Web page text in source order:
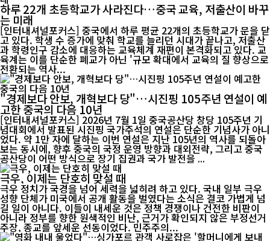
하루 22개 초등학교가 사라진다…중국 교육, 저출산이 바꾸
는 미래
[인터내셔널포커스] 중국에서 하루 평균 22개의 초등학교가 문을 닫
고 있다. 학생 수 증가에 맞춰 학교를 늘리던 시대가 끝나고, 저출산
과 학령인구 감소에 대응하는 교육체계 재편이 본격화되고 있다. 교
육계는 이를 단순한 폐교가 아닌 '규모 확대에서 교육의 질 향상으로
전환되는 역사...
"경제보다 안보, 개혁보다 당"…시진핑 105주년 연설이 예
고한 중국의 다음 10년
[인터내셔널포커스] 2026년 7월 1일 중국공산당 창당 105주년 기
념대회에서 발표된 시진핑 국가주석의 연설은 단순한 기념사가 아니
었다. 약 1만 자에 달하는 이번 연설은 지난 105년의 역사를 되돌아
보는 동시에, 향후 중국의 국정 운영 방향과 대외전략, 그리고 중국
공산당이 어떤 방식으로 장기 집권과 국가 발전을 ...
극우, 이제는 단호히 맞설 때
극우 정치가 국경을 넘어 세력을 넓히려 하고 있다. 국내 일부 극우
성향 단체가 미국에서 공개 활동을 벌였다는 소식은 결코 가볍게 넘
길 일이 아니다. 이들이 내세운 것은 정책 경쟁이나 건전한 비판이
아니라 정부를 향한 원색적인 비난, 근거가 확인되지 않은 부정선거
주장, 종교를 앞세운 선동이었다. 민주주의...